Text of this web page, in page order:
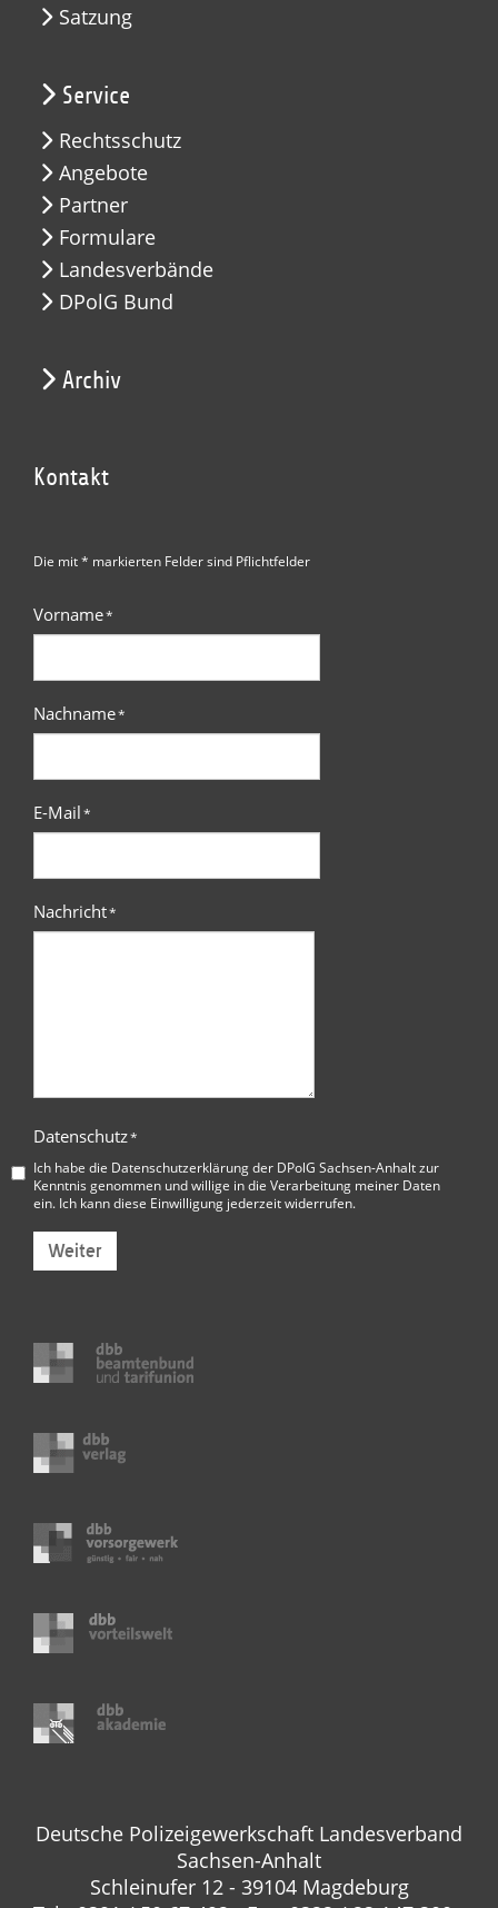
Satzung
Service
Rechtsschutz
Angebote
Partner
Formulare
Landesverbände
DPolG Bund
Archiv
Kontakt
Die mit * markierten Felder sind Pflichtfelder
Vorname*
Nachname*
E-Mail*
Nachricht*
Datenschutz*
Ich habe die Datenschutzerklärung der DPolG Sachsen-Anhaltzur
Kenntnis genommen und willige in die Verarbeitung meiner Daten
ein. Ich kann diese Einwilligung jederzeit widerrufen.
Weiter
Deutsche Polizeigewerkschaft Landesverband
Sachsen-Anhalt
Schleinufer 12 - 39104 Magdeburg